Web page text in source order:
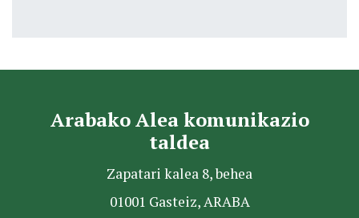
Arabako Alea komunikazio
taldea
Zapatari kalea 8, behea
01001 Gasteiz, ARABA